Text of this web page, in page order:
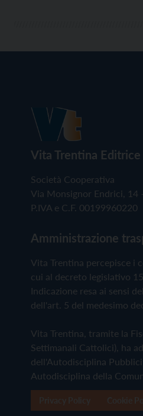
Vita Trentina Editrice
Società Cooperativa
Via Monsignor Endrici, 14
P.IVA e C.F. 00199960220
Amministrazione
Vita Trentina percepisce
cui al decreto legislativo
Indicazione resa ai sensi
dell'art. 5 del medesimo
Vita Trentina, tramite la
Settimanali Cattolici), ha
dell'Autodisciplina
Autodisciplina della